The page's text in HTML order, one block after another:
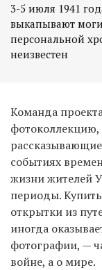
3-5 июля 1941
выкапывают
персональной
неизвестен
Команда
событиях
жизни жителей
периоды.
открытки из
иногда
фотографии, —
войне, а о мире.